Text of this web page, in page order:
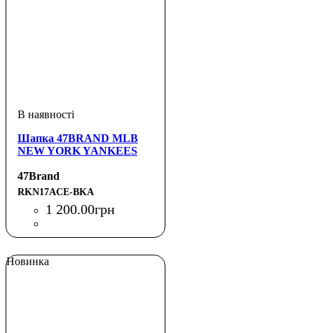
Шапка 47BRAND MLB
NEW YORK YANKEES
47Brand
RKN17ACE-BKA
1 200.00грн
Новинка